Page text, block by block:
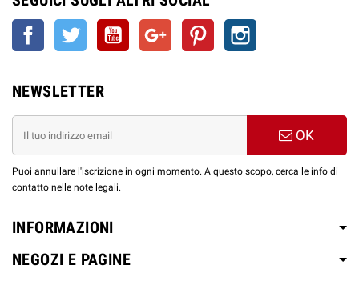
Facebook Twitter YouTube Google+ Pinterest
NEWSLETTER
OK
Puoi annullare l'iscrizione in ogni momento. A questo scopo, cerca le info di
contatto nelle note legali.
INFORMAZIONI
NEGOZI E PAGINE